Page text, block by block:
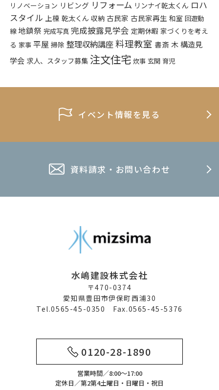
リノベーション リビング リフォーム リンナイ乾太くん ロハ
スタイル 上棟 乾太くん 収納 古民家 古民家再生 和室 回遊動
線 地鎮祭 完成写真 完成披露見学会 定期休暇 家づくりを考え
る 家事 平屋 掃除 整理収納講座料理教室 書斎 木構造見
学会 求人、スタッフ募集注文住宅 炊事 玄関 育児
イベント情報を見る
資料請求・お問い合わせ
水嶋建設株式会社
〒470-0374
愛知県豊田市伊保町西浦30
Tel.0565-45-0350 Fax.0565-45-5376
0120-28-1890
営業時間／8:00～17:00
定休日／第2第4土曜日・日曜日・祝日